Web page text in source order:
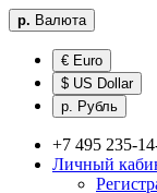
р. Валюта
€ Euro
$ US Dollar
р. Рубль
+7 495 235-
Личный